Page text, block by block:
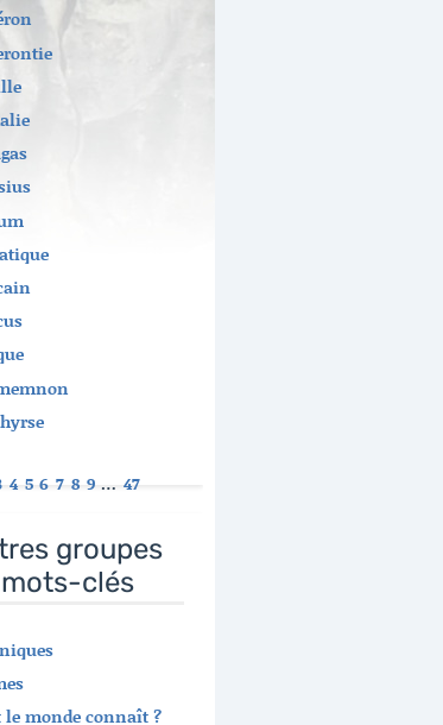
4 5 6 7 8 9 … 47
groupes
clés
le monde connaît ?